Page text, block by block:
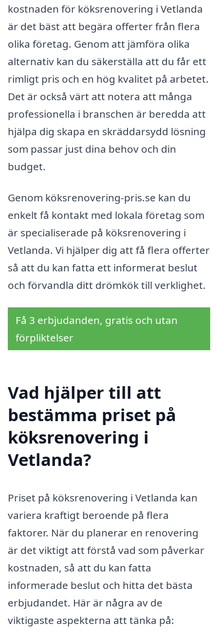
kostnaden för köksrenovering i Vetlanda
är det bäst att begära offerter från flera
olika företag. Genom att jämföra olika
alternativ kan du säkerställa att du får ett
rimligt pris och en hög kvalitet på arbetet.
Det är också värt att notera att många
professionella i branschen är beredda att
hjälpa dig skapa en skräddarsydd lösning
som passar just dina behov och din
budget.
Genom köksrenovering-pris.se kan du
enkelt få kontakt med lokala företag som
är specialiserade på köksrenovering i
Vetlanda. Vi hjälper dig att få flera offerter
så att du kan fatta ett informerat beslut
och förvandla ditt drömkök till verklighet.
Få 3 erbjudanden, gratis och utan
förpliktelser
Vad hjälper till att
bestämma priset på
köksrenovering i
Vetlanda?
Priset på köksrenovering i Vetlanda kan
variera kraftigt beroende på flera
faktorer. När du planerar en renovering
är det viktigt att förstå vad som påverkar
kostnaden, så att du kan fatta
informerade beslut och hitta det bästa
erbjudandet. Här är några av de
viktigaste aspekterna att tänka på: